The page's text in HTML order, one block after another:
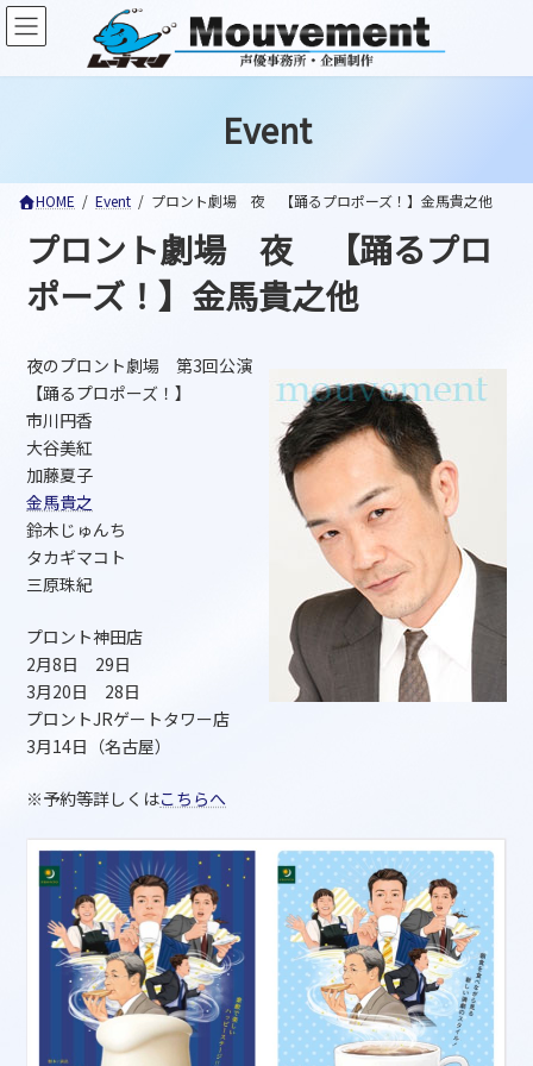
コ
ン
ン
キ
ナ
ビ
ー
に
Event
HOME Event プロント劇場 夜 【踊るプロポーズ！】金馬貴之他
プロント劇場 夜 【踊るプロ
ポーズ！】金馬貴之他
夜のプロント劇場 第3回公演
【踊るプロポーズ！】
市川円香
大谷美紅
加藤夏子
金馬貴之
鈴木じゅんち
タカギマコト
三原珠紀
プロント神田店
2月8日 29日
3月20日 28日
プロントJRゲートタワー店
3月14日（名古屋）
※予約等詳しくはこちらへ